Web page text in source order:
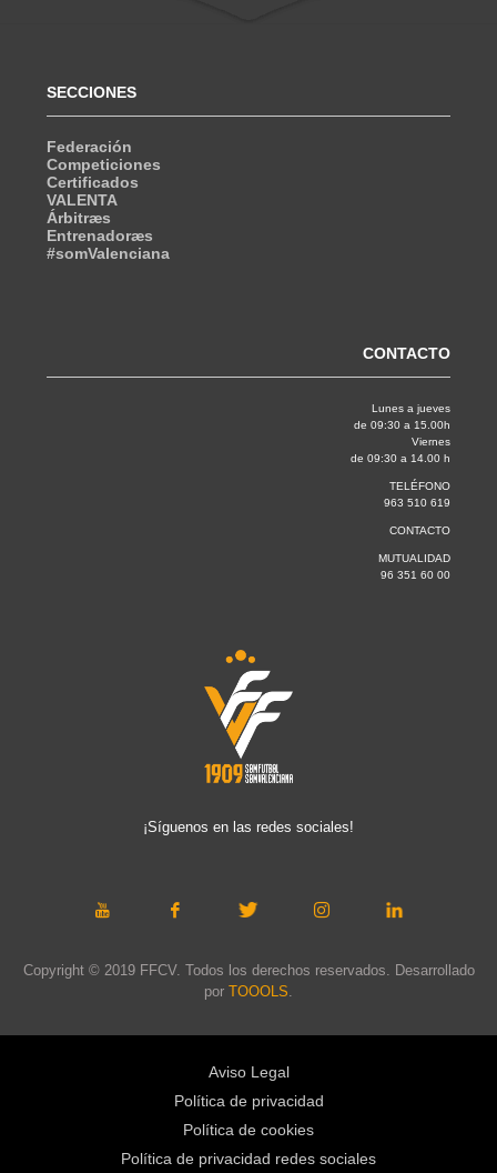
SECCIONES
Federación
Competiciones
Certificados
VALENTA
Árbitræs
Entrenadoræs
#somValenciana
CONTACTO
Lunes a jueves
de 09:30 a 15.00h
Viernes
de 09:30 a 14.00 h
TELÉFONO
963 510 619
CONTACTO
MUTUALIDAD
96 351 60 00
¡Síguenos en las redes sociales!
Copyright © 2019 FFCV. Todos los derechos reservados. Desarrollado
por TOOOLS.
Aviso Legal
Política de privacidad
Política de cookies
Política de privacidad redes sociales